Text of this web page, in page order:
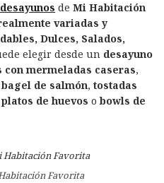
desayunos de Mi Habitación
variadas y
Dulces, Salados,
elegir desde un desayuno
con mermeladas caseras,
bagel de salmón, tostadas
platos de huevos obowls de
Favorita